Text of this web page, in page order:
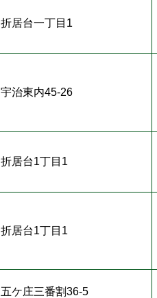
折居台一丁目1
宇治東内45-26
折居台1丁目1
折居台1丁目1
五ケ庄三番割36-5